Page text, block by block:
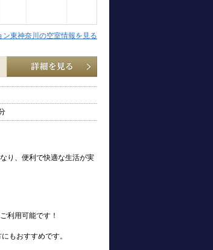
ン東神奈川の空室情報を見る
り、便利で快適な生活が実
利用可能です！
もおすすめです。